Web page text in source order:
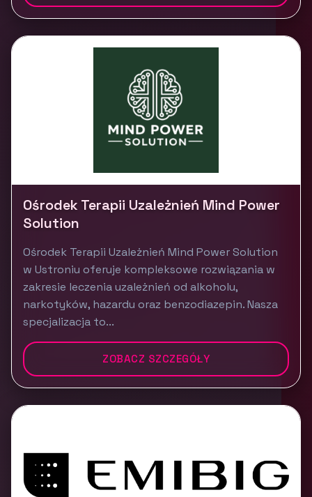
Ośrodek Terapii Uzależnień Mind Power
Solution
Ośrodek Terapii Uzależnień Mind Power Solution
w Ustroniu oferuje kompleksowe rozwiązania w
zakresie leczenia uzależnień od alkoholu,
narkotyków, hazardu oraz benzodiazepin. Nasza
specjalizacja to...
ZOBACZ SZCZEGÓŁY